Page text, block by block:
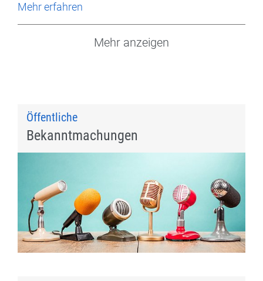
Mehr erfahren
Mehr anzeigen
Öffentliche
Bekanntmachungen